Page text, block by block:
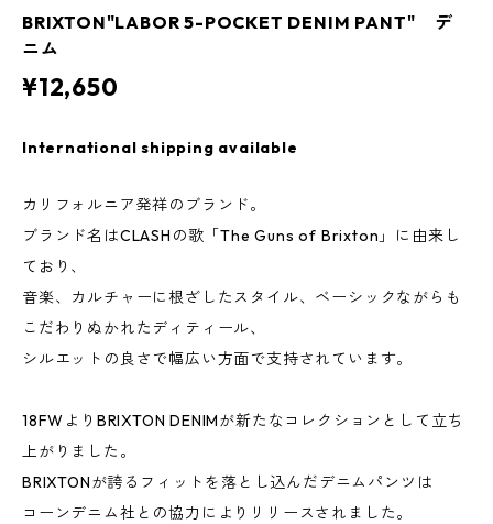
BRIXTON"LABOR 5-POCKET DENIM PANT" デ
ニム
¥12,650
International shipping available
カリフォルニア発祥のブランド。
ブランド名はCLASHの歌「The Guns of Brixton」に由来し
ており、
音楽、カルチャーに根ざしたスタイル、ベーシックながらも
こだわりぬかれたディティール、
シルエットの良さで幅広い方面で支持されています。
18FWよりBRIXTON DENIMが新たなコレクションとして立ち
上がりました。
BRIXTONが誇るフィットを落とし込んだデニムパンツは
コーンデニム社との協力によりリリースされました。